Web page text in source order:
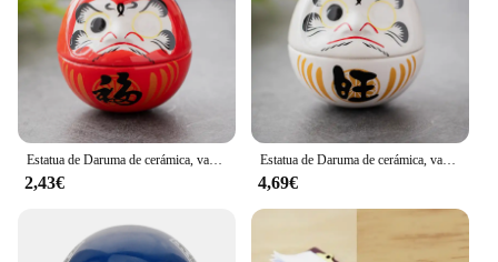
Estatua de Daruma de cerámica, vaso de Daruma, artesanías de estilo japonés, adorno de la suerte, paisaje, accesorios de decoración del hogar, regalos, 1 ud.
2,43€
Estatua de Daruma de cerámica, vaso de Daruma, artesanías de estilo japonés, adorno de la suerte, paisaje, accesorios de decoración del hogar, regalos
4,69€